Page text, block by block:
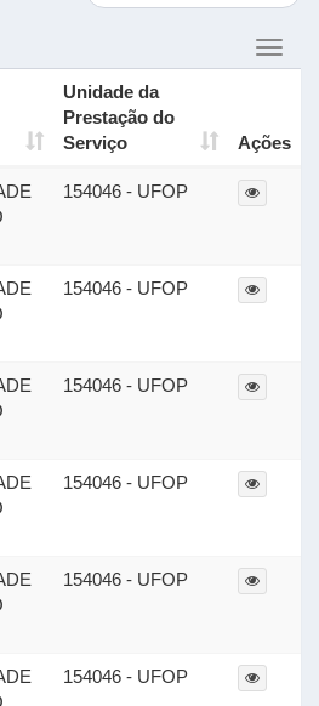
filtros
Unidade da
Prestação do
Serviço
Ações
154046 - UFOP
154046 - UFOP
154046 - UFOP
154046 - UFOP
154046 - UFOP
154046 - UFOP